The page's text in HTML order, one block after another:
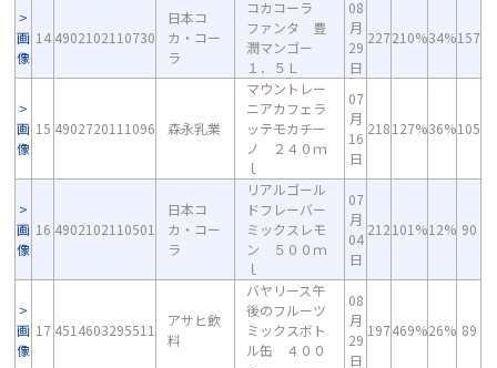
画
像
14 4902102110730
日本コ
カ・コー
ラ
コカコーラ
ファンタ 豊
潤マンゴー
１．５Ｌ
08
月
29
日
227210%34%157
画
像
15 4902720111096 森永乳業
マウントレー
ニアカフェラ
ッテモカチー
ノ ２４０ｍ
ｌ
07
月
16
日
218127%36%105
画
像
16 4902102110501
日本コ
カ・コー
ラ
リアルゴール
ドフレーバー
ミックスレモ
ン ５００ｍ
ｌ
07
月
04
日
212101%12% 90
画
像
17 4514603295511
アサヒ飲
料
バヤリース午
後のフルーツ
ミックスボト
ル缶 ４００
08
月
29
日
197469%26% 89